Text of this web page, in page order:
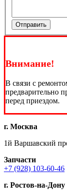
Отправить
Внимание!
В связи с
предварительно
перед приездом.
г. Москва
1й Варшавский
Запчасти
+7 (928) 103-60-46
г. Ростов-на-Дону